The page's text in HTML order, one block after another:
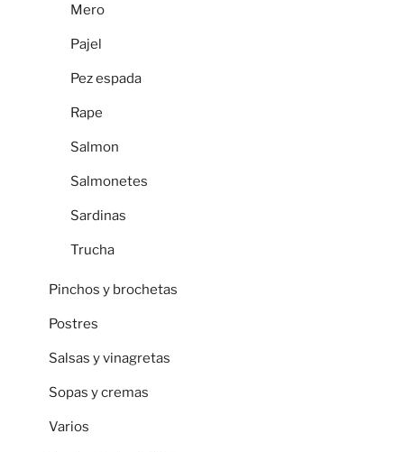
Mero
Pajel
Pez espada
Rape
Salmon
Salmonetes
Sardinas
Trucha
Pinchos y brochetas
Postres
Salsas y vinagretas
Sopas y cremas
Varios